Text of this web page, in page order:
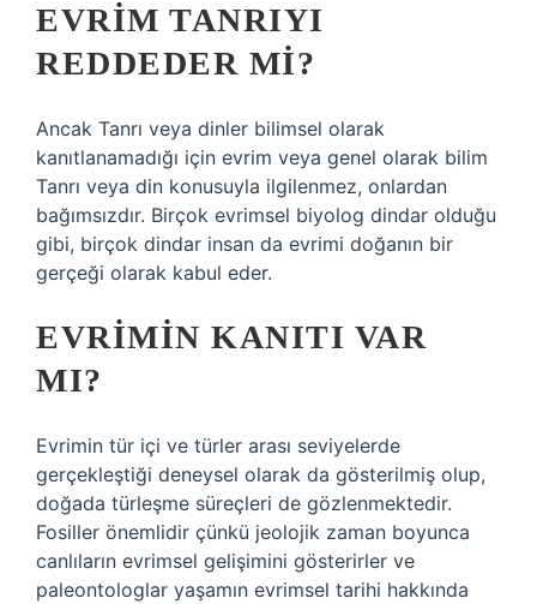
EVRIM TANRIYI
REDDEDER MI?
Ancak Tanrı veya dinler bilimsel olarak
kanıtlanamadığı için evrim veya genel olarak bilim
Tanrı veya din konusuyla ilgilenmez, onlardan
bağımsızdır. Birçok evrimsel biyolog dindar olduğu
gibi, birçok dindar insan da evrimi doğanın bir
gerçeği olarak kabul eder.
EVRIMIN KANITI VAR
MI?
Evrimin tür içi ve türler arası seviyelerde
gerçekleştiği deneysel olarak da gösterilmiş olup,
doğada türleşme süreçleri de gözlenmektedir.
Fosiller önemlidir çünkü jeolojik zaman boyunca
canlıların evrimsel gelişimini gösterirler ve
paleontologlar yaşamın evrimsel tarihi hakkında